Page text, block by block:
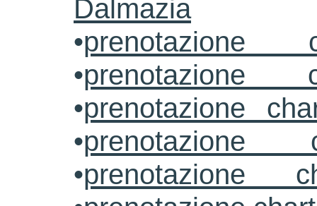
Dalmazia
•prenotazione
•prenotazione
•prenotazione
•prenotazione
•prenotazione